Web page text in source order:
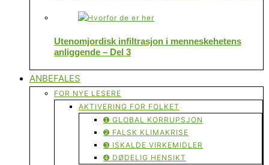
Utenomjordisk infiltrasjon i menneskehetens
anliggende – Del 3
ANBEFALES
FOR NYE LESERE
AKTIVERING FOR FOLKET
➊ GLOBAL KORRUPSJON
➋ FALSK KLIMAKRISE
➌ ISKALDE VIRKEMIDLER
➍ DØDELIG HENSIKT